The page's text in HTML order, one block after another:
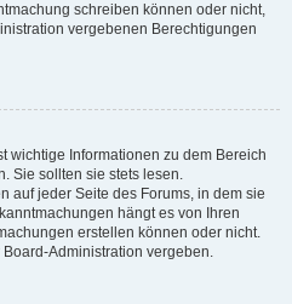
schreiben können oder nicht,
vergebenen Berechtigungen
wichtige Informationen zu dem Bereich
Sie sollten sie stets lesen.
auf jeder Seite des Forums, in dem sie
hängt es von Ihren
erstellen können oder nicht.
Administration vergeben.